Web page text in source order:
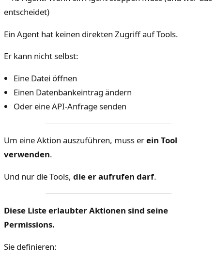
Ein Agent hat keinen direkten Zugriff auf Tools.
Er kann nicht selbst:
Eine Datei öffnen
Einen Datenbankeintrag ändern
Oder eine API-Anfrage senden
Um eine Aktion auszuführen, muss erein Tool
verwenden.
Und nur die Tools, die er aufrufen darf.
Diese Liste erlaubter Aktionen sind seine
Permissions.
Sie definieren: